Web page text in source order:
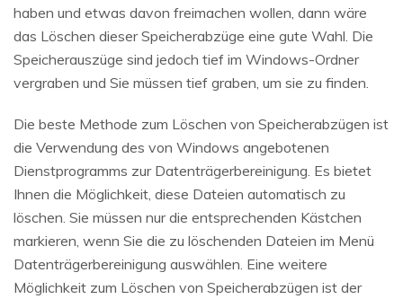
haben und etwas davon freimachen wollen, dann wäre
das Löschen dieser Speicherabzüge eine gute Wahl. Die
Speicherauszüge sind jedoch tief im Windows-Ordner
vergraben und Sie müssen tief graben, um sie zu finden.
Die beste Methode zum Löschen von Speicherabzügen ist
die Verwendung des von Windows angebotenen
Dienstprogramms zur Datenträgerbereinigung. Es bietet
Ihnen die Möglichkeit, diese Dateien automatisch zu
löschen. Sie müssen nur die entsprechenden Kästchen
markieren, wenn Sie die zu löschenden Dateien im Menü
Datenträgerbereinigung auswählen. Eine weitere
Möglichkeit zum Löschen von Speicherabzügen ist der